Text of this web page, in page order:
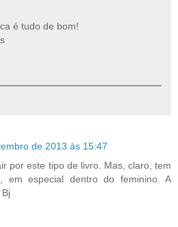
é tudo de bom!
de 2013 às 15:47
por este tipo de livro. Mas, claro, tem
em especial dentro do feminino. A